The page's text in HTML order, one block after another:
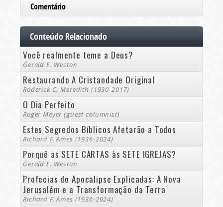
Comentário
Conteúdo Relacionado
Você realmente teme a Deus?
Gerald E. Weston
Restaurando A Cristandade Original
Roderick C. Meredith (1930-2017)
O Dia Perfeito
Roger Meyer (guest columnist)
Estes Segredos Bíblicos Afetarão a Todos
Richard F. Ames (1936-2024)
Porquê as SETE CARTAS às SETE IGREJAS?
Gerald E. Weston
Profecias do Apocalipse Explicadas: A Nova
Jerusalém e a Transformação da Terra
Richard F. Ames (1936-2024)